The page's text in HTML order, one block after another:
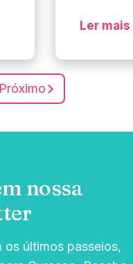
Ler mais
Próximo
nossa
últimos passeios,